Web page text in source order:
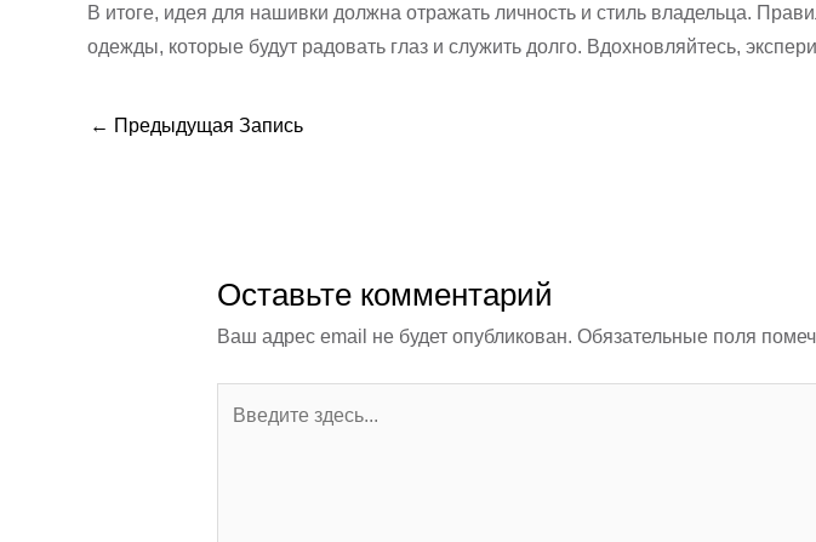
В итоге, идея для нашивки должна отражать личность и стиль владельца.
одежды, которые будут радовать глаз и служить долго. Вдохновляйтесь,
← Предыдущая Запись
Оставьте комментарий
Ваш адрес email не будет опубликован. Обязательные поля
здесь...